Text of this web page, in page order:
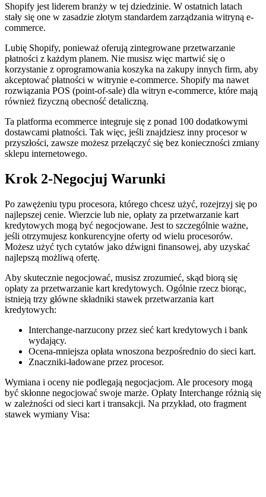
Shopify jest liderem branży w tej dziedzinie. W ostatnich latach
stały się one w zasadzie złotym standardem zarządzania witryną e-
commerce.
Lubię Shopify, ponieważ oferują zintegrowane przetwarzanie
płatności z każdym planem. Nie musisz więc martwić się o
korzystanie z oprogramowania koszyka na zakupy innych firm, aby
akceptować płatności w witrynie e-commerce. Shopify ma nawet
rozwiązania POS (point-of-sale) dla witryn e-commerce, które mają
również fizyczną obecność detaliczną.
Ta platforma ecommerce integruje się z ponad 100 dodatkowymi
dostawcami płatności. Tak więc, jeśli znajdziesz inny procesor w
przyszłości, zawsze możesz przełączyć się bez konieczności zmiany
sklepu internetowego.
Krok 2-Negocjuj Warunki
Po zawężeniu typu procesora, którego chcesz użyć, rozejrzyj się po
najlepszej cenie. Wierzcie lub nie, opłaty za przetwarzanie kart
kredytowych mogą być negocjowane. Jest to szczególnie ważne,
jeśli otrzymujesz konkurencyjne oferty od wielu procesorów.
Możesz użyć tych cytatów jako dźwigni finansowej, aby uzyskać
najlepszą możliwą ofertę.
Aby skutecznie negocjować, musisz zrozumieć, skąd biorą się
opłaty za przetwarzanie kart kredytowych. Ogólnie rzecz biorąc,
istnieją trzy główne składniki stawek przetwarzania kart
kredytowych:
Interchange-narzucony przez sieć kart kredytowych i bank
wydający.
Ocena-mniejsza opłata wnoszona bezpośrednio do sieci kart.
Znaczniki-ładowane przez procesor.
Wymiana i oceny nie podlegają negocjacjom. Ale procesory mogą
być skłonne negocjować swoje marże. Opłaty Interchange różnią się
w zależności od sieci kart i transakcji. Na przykład, oto fragment
stawek wymiany Visa: